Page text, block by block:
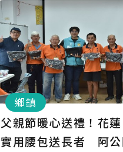
鄉鎮
父親節暖心送禮！花
實用腰包送長者 阿公